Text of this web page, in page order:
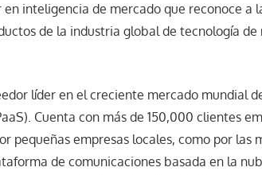
inteligencia de mercado que reconoce a
de la industria global de tecnología
líder en el creciente mercado mundial
Cuenta con más de 150,000 clientes
pequeñas empresas locales, como por las
de comunicaciones basada en la